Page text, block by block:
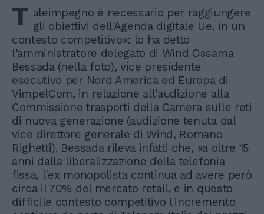
T aleimpegno è necessario per raggiungere
gli obiettivi dell'Agenda digitale Ue, in un
contesto competitivo»: lo ha detto
l'amministratore delegato di Wind Ossama
Bessada (nella foto), vice presidente
esecutivo per Nord America ed Europa di
VimpelCom, in relazione all'audizione alla
Commissione trasporti della Camera sulle reti
di nuova generazione (audizione tenuta dal
vice direttore generale di Wind, Romano
Righetti). Bessada rileva infatti che, «a oltre 15
anni dalla liberalizzazione della telefonia
fissa, l'ex monopolista continua ad avere però
circa il 70% del mercato retail, e in questo
difficile contesto competitivo l'incremento